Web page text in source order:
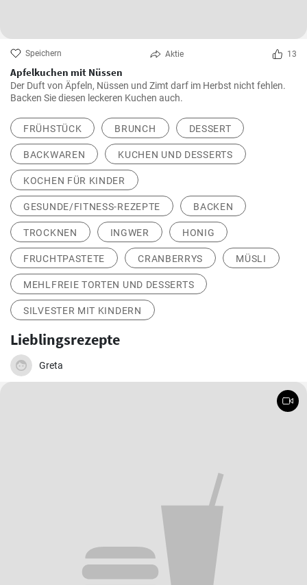
Speichern Aktie 13
Apfelkuchen mit Nüssen
Der Duft von Äpfeln, Nüssen und Zimt darf im Herbst nicht fehlen.
Backen Sie diesen leckeren Kuchen auch.
FRÜHSTÜCK BRUNCH DESSERT
BACKWAREN KUCHEN UND DESSERTS
KOCHEN FÜR KINDER
GESUNDE/FITNESS-REZEPTE BACKEN
TROCKNEN INGWER HONIG
FRUCHTPASTETE CRANBERRYS MÜSLI
MEHLFREIE TORTEN UND DESSERTS
SILVESTER MIT KINDERN
Lieblingsrezepte
Greta